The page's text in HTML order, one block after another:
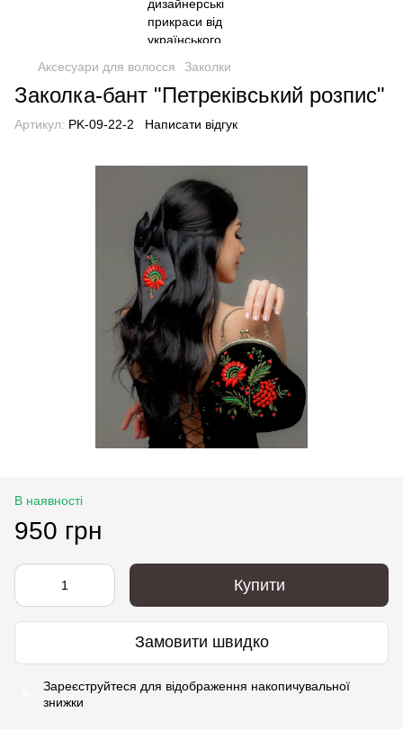
Аксесуари для волосся Заколки
Заколка-бант "Петреківський розпис"
Артикул: PK-09-22-2 Написати відгук
В наявності
950 грн
Купити
Замовити швидко
Зареєструйтеся для відображення накопичувальної
знижки